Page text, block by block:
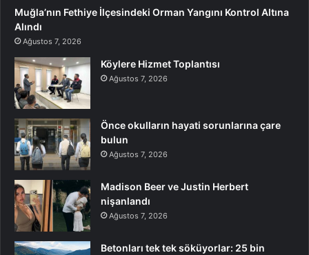
Muğla’nın Fethiye İlçesindeki Orman Yangını Kontrol Altına
Alındı
Ağustos 7, 2026
Köylere Hizmet Toplantısı
Ağustos 7, 2026
Önce okulların hayati sorunlarına çare
bulun
Ağustos 7, 2026
Madison Beer ve Justin Herbert
nişanlandı
Ağustos 7, 2026
Betonları tek tek söküyorlar: 25 bin